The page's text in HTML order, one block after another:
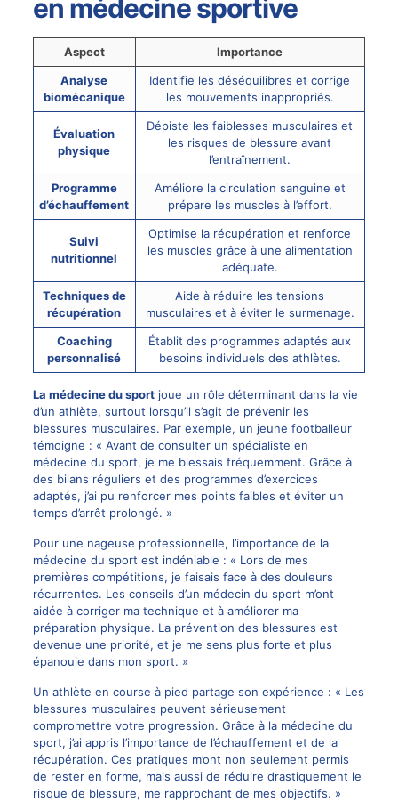
en médecine sportive
Aspect
Importance
Analyse
biomécanique
Identifie les déséquilibres et corrige
les mouvements inappropriés.
Évaluation
physique
Dépiste les faiblesses musculaires et
les risques de blessure avant
l’entraînement.
Programme
d’échauffement
Améliore la circulation sanguine et
prépare les muscles à l’effort.
Suivi
nutritionnel
Optimise la récupération et renforce
les muscles grâce à une alimentation
adéquate.
Techniques de
récupération
Aide à réduire les tensions
musculaires et à éviter le surmenage.
Coaching
personnalisé
Établit des programmes adaptés aux
besoins individuels des athlètes.
La médecine du sportjoue un rôle déterminant dans la vie
d’un athlète, surtout lorsqu’il s’agit de prévenir les
blessures musculaires. Par exemple, un jeune footballeur
témoigne : « Avant de consulter un spécialiste en
médecine du sport, je me blessais fréquemment. Grâce à
des bilans réguliers et des programmes d’exercices
adaptés, j’ai pu renforcer mes points faibles et éviter un
temps d’arrêt prolongé. »
Pour une nageuse professionnelle, l’importance de la
médecine du sport est indéniable : « Lors de mes
premières compétitions, je faisais face à des douleurs
récurrentes. Les conseils d’un médecin du sport m’ont
aidée à corriger ma technique et à améliorer ma
préparation physique. La prévention des blessures est
devenue une priorité, et je me sens plus forte et plus
épanouie dans mon sport. »
Un athlète en course à pied partage son expérience : « Les
blessures musculaires peuvent sérieusement
compromettre votre progression. Grâce à la médecine du
sport, j’ai appris l’importance de l’échauffement et de la
récupération. Ces pratiques m’ont non seulement permis
de rester en forme, mais aussi de réduire drastiquement le
risque de blessure, me rapprochant de mes objectifs. »